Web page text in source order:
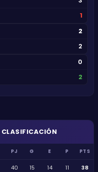
1
2
2
0
2
CLASIFICACIÓN
PJ G E P PTS
40 15 14 11 38